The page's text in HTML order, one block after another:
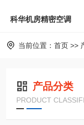
科华机房精密空调
当前位置： 首页 >>
产品分类
PRODUCT